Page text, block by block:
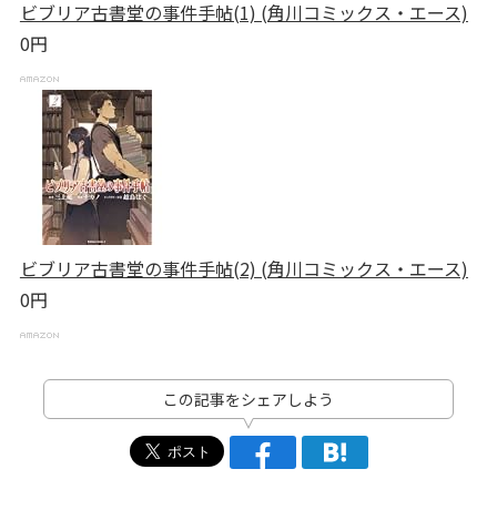
ビブリア古書堂の事件手帖(1) (角川コミックス・エース)
0円
ビブリア古書堂の事件手帖(2) (角川コミックス・エース)
0円
この記事をシェアしよう